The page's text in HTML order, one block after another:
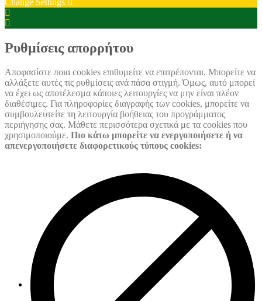
Settings
Ρυθμίσεις απορρήτου
Αποφασίστε ποια cookies επιθυμείτε να επιτρέπονται. Μπορείτε να
αλλάξετε αυτές τις ρυθμίσεις ανά πάσα στιγμή. Όμως, αυτό μπορεί
να έχει ως αποτέλεσμα κάποιες λειτουργίες να μην είναι πλέον
διαθέσιμες. Για πληροφορίες διαγραφής των cookies, μπορείτε να
συμβουλευτείτε τη λειτουργία βοήθειας του προγράμματος
περιήγησης σας. Μάθετε περισσότερα σχετικά με τα cookies που
χρησιμοποιούμε. Πιο κάτω μπορείτε να ενεργοποιήσετε ή να
απενεργοποιήσετε διαφορετικούς τύπους cookies: